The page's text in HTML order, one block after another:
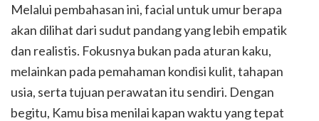
Melalui pembahasan ini, facial untuk umur berapa
akan dilihat dari sudut pandang yang lebih empatik
dan realistis. Fokusnya bukan pada aturan kaku,
melainkan pada pemahaman kondisi kulit, tahapan
usia, serta tujuan perawatan itu sendiri. Dengan
begitu, Kamu bisa menilai kapan waktu yang tepat